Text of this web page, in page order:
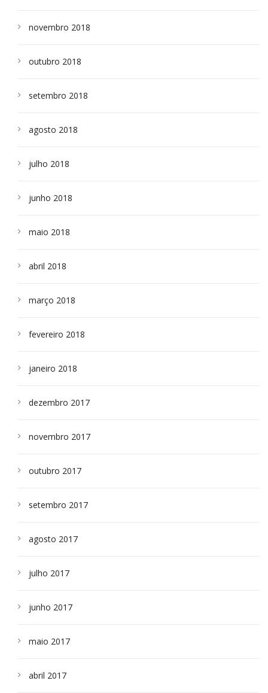
novembro 2018
outubro 2018
setembro 2018
agosto 2018
julho 2018
junho 2018
maio 2018
abril 2018
março 2018
fevereiro 2018
janeiro 2018
dezembro 2017
novembro 2017
outubro 2017
setembro 2017
agosto 2017
julho 2017
junho 2017
maio 2017
abril 2017